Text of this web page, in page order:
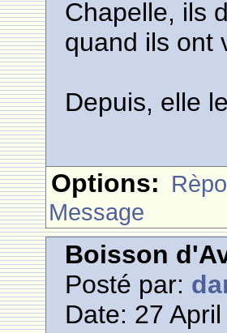
Chapelle, ils
quand ils ont
Depuis, elle
Options:
Message
Boisson
Posté par:
Date: 27